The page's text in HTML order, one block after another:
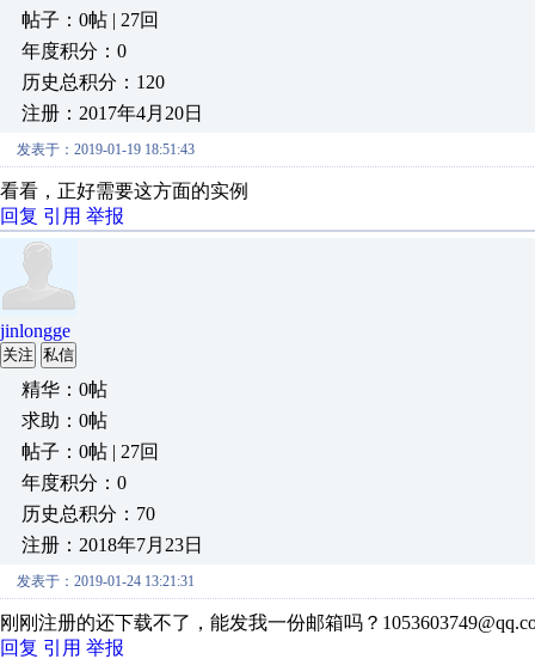
帖子：0帖 | 27回
年度积分：0
历史总积分：120
注册：2017年4月20日
发表于：2019-01-19 18:51:43
看看，正好需要这方面的实例
回复 引用 举报
jinlongge
关注 私信
精华：0帖
求助：0帖
帖子：0帖 | 27回
年度积分：0
历史总积分：70
注册：2018年7月23日
发表于：2019-01-24 13:21:31
刚刚注册的还下载不了，能发我一份邮箱吗？
回复 引用 举报